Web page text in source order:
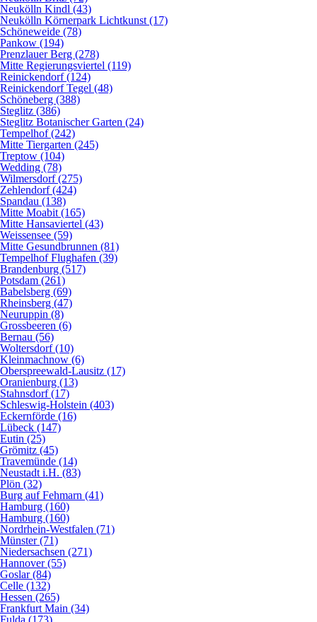
Neukölln Kindl (43)
Neukölln Körnerpark Lichtkunst (17)
Schöneweide (78)
Pankow (194)
Prenzlauer Berg (278)
Mitte Regierungsviertel (119)
Reinickendorf (124)
Reinickendorf Tegel (48)
Schöneberg (388)
Steglitz (386)
Steglitz Botanischer Garten (24)
Tempelhof (242)
Mitte Tiergarten (245)
Treptow (104)
Wedding (78)
Wilmersdorf (275)
Zehlendorf (424)
Spandau (138)
Mitte Moabit (165)
Mitte Hansaviertel (43)
Weissensee (59)
Mitte Gesundbrunnen (81)
Tempelhof Flughafen (39)
Brandenburg (517)
Potsdam (261)
Babelsberg (69)
Rheinsberg (47)
Neuruppin (8)
Grossbeeren (6)
Bernau (56)
Woltersdorf (10)
Kleinmachnow (6)
Oberspreewald-Lausitz (17)
Oranienburg (13)
Stahnsdorf (17)
Schleswig-Holstein (403)
Eckernförde (16)
Lübeck (147)
Eutin (25)
Grömitz (45)
Travemünde (14)
Neustadt i.H. (83)
Plön (32)
Burg auf Fehmarn (41)
Hamburg (160)
Hamburg (160)
Nordrhein-Westfalen (71)
Münster (71)
Niedersachsen (271)
Hannover (55)
Goslar (84)
Celle (132)
Hessen (265)
Frankfurt Main (34)
Fulda (173)